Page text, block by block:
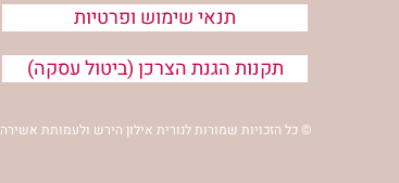
תנאי שימוש ופרטיות
תקנות הגנת הצרכן (ביטול עסקה)
© כל הזכויות שמורות לנורית אילון הירש ולעמותת אשירה